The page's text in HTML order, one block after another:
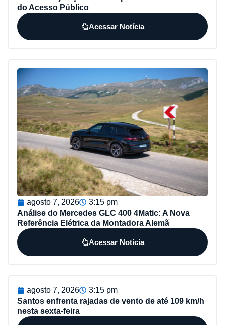
do Acesso Público
Acessar Notícia
agosto 7, 2026
3:15 pm
Análise do Mercedes GLC 400 4Matic: A Nova
Referência Elétrica da Montadora Alemã
Acessar Notícia
agosto 7, 2026
3:15 pm
Santos enfrenta rajadas de vento de até 109 km/h
nesta sexta-feira